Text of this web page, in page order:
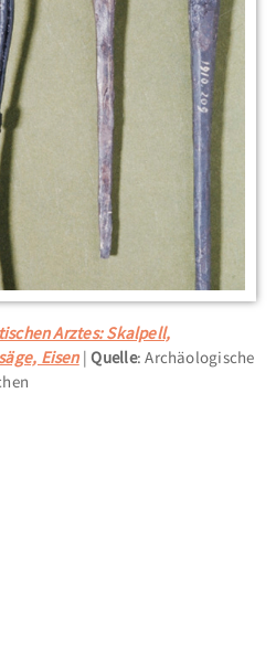
Arztes: Skalpell,
Eisen Quelle: Archäologische